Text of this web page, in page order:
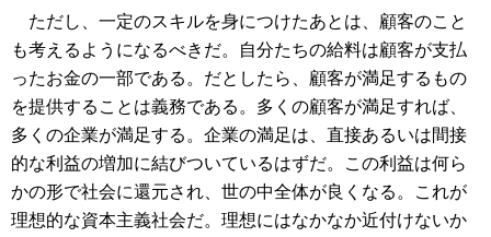
ただし、一定のスキルを身につけたあとは、顧客のこと
も考えるようになるべきだ。自分たちの給料は顧客が支払
ったお金の一部である。だとしたら、顧客が満足するもの
を提供することは義務である。多くの顧客が満足すれば、
多くの企業が満足する。企業の満足は、直接あるいは間接
的な利益の増加に結びついているはずだ。この利益は何ら
かの形で社会に還元され、世の中全体が良くなる。これが
理想的な資本主義社会だ。理想にはなかなか近付けないか